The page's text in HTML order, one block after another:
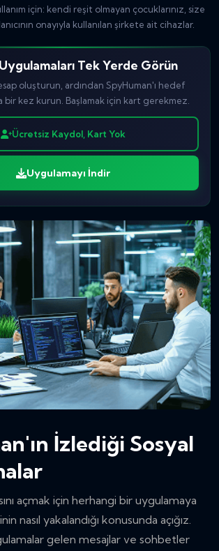
için: kendi reşit olmayan çocuklarınız, size
onayıyla kullanılan şirkete ait cihazlar.
Tek Yerde Görün
oluşturun, ardından SpyHuman'ı hedef
kez kurun. Başlamak için kart gerekmez.
Ücretsiz Kaydol, Kart Yok
Uygulamayı İndir
İzlediği Sosyal
açmak için herhangi bir uygulamaya
nasıl yakalandığı konusunda açığız.
gelen mesajlar ve sohbetler